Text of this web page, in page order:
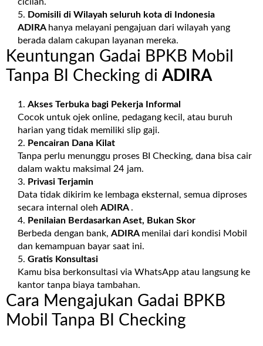
Domisili di Wilayah seluruh kota di Indonesia
ADIRA hanya melayani pengajuan dari wilayah yang
berada dalam cakupan layanan mereka.
Keuntungan Gadai BPKB Mobil
Tanpa BI Checking di ADIRA
Akses Terbuka bagi Pekerja Informal
Cocok untuk ojek online, pedagang kecil, atau buruh
harian yang tidak memiliki slip gaji.
Pencairan Dana Kilat
Tanpa perlu menunggu proses BI Checking, dana bisa cair
dalam waktu maksimal 24 jam.
Privasi Terjamin
Data tidak dikirim ke lembaga eksternal, semua diproses
secara internal oleh ADIRA .
Penilaian Berdasarkan Aset, Bukan Skor
Berbeda dengan bank, ADIRA menilai dari kondisi Mobil
dan kemampuan bayar saat ini.
Gratis Konsultasi
Kamu bisa berkonsultasi via WhatsApp atau langsung ke
kantor tanpa biaya tambahan.
Cara Mengajukan Gadai BPKB
Mobil Tanpa BI Checking